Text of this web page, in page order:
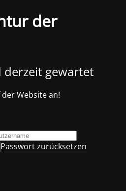
der
derzeit gewartet
Website an!
Passwort zurücksetzen